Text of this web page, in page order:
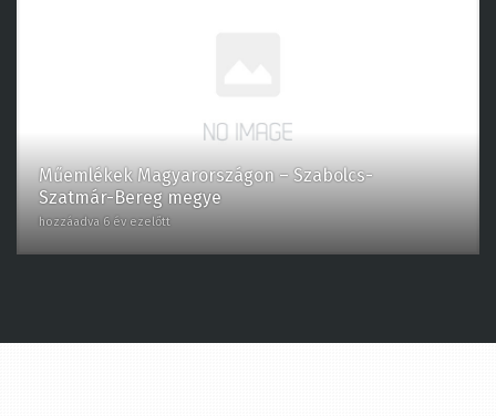
Műemlékek Magyarországon – Szabolcs-
Szatmár-Bereg megye
hozzáadva 6 év ezelőtt